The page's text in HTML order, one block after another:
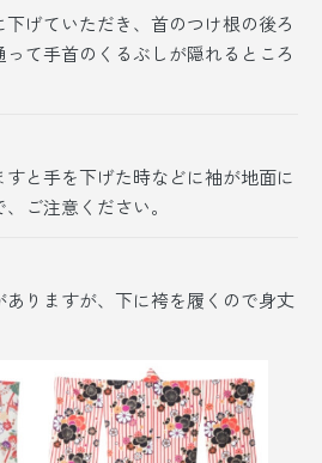
げていただき、首のつけ根の後ろ
て手首のくるぶしが隠れるところ
と手を下げた時などに袖が地面に
ご注意ください。
りますが、 下に袴を履くので身丈